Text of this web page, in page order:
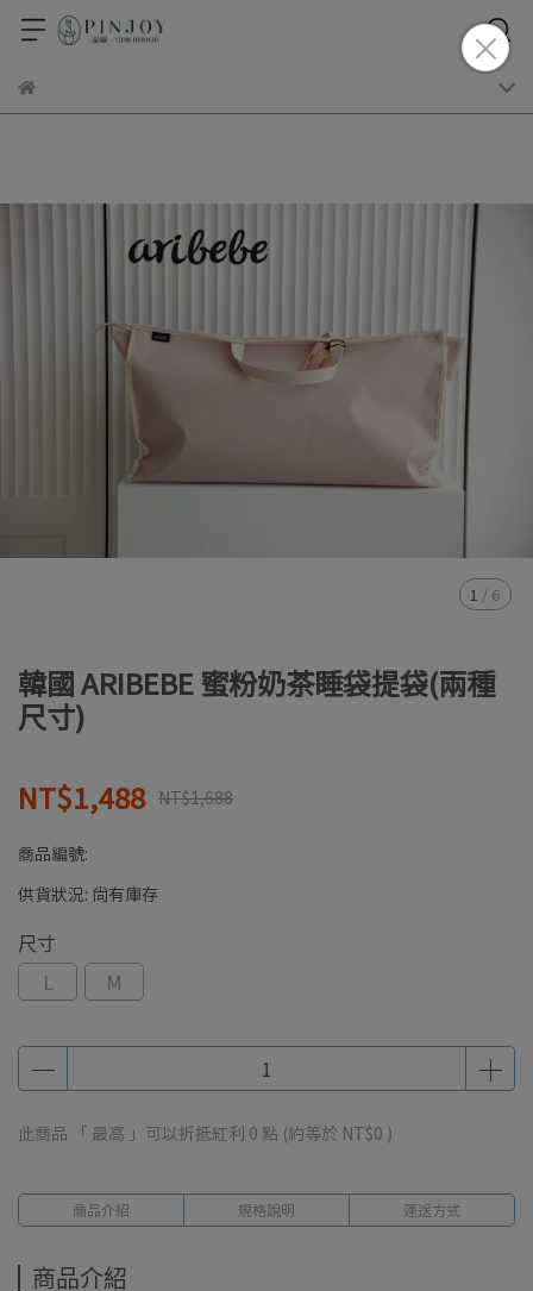
1 / 6
韓國 ARIBEBE 蜜粉奶茶睡袋提袋(兩種
尺寸)
NT$1,488 NT$1,688
商品編號:
供貨狀況: 尚有庫存
尺寸
L
M
此商品 「 最高 」可以折抵紅利 0 點 (約等於 NT$0 )
商品介紹 規格說明 運送方式
商品介紹